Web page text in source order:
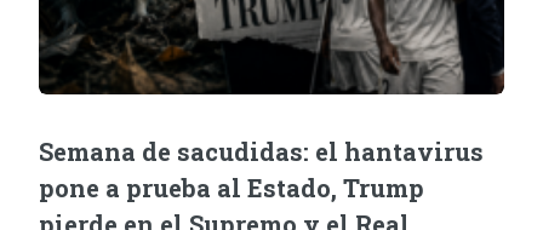
Semana de sacudidas: el hantavirus
pone a prueba al Estado, Trump
pierde en el Supremo y el Real